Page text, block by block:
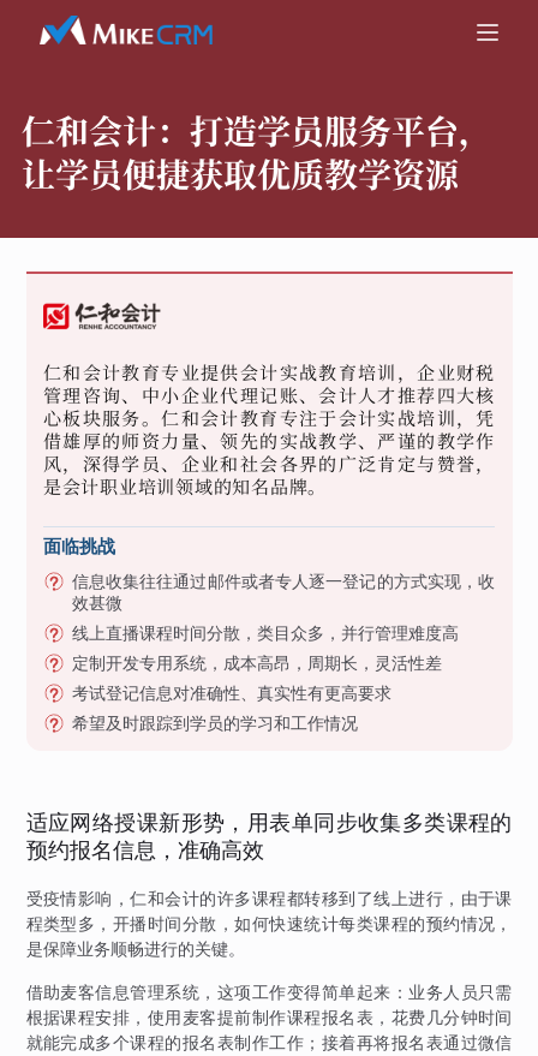
仁和会计： 打造学员服务平台，
让学员便捷获取优质教学资源
仁和会计教育专业提供会计实战教育培训，企业财税
管理咨询、中小企业代理记账、会计人才推荐四大核
心板块服务。仁和会计教育专注于会计实战培训，凭
借雄厚的师资力量、领先的实战教学、严谨的教学作
风，深得学员、企业和社会各界的广泛肯定与赞誉，
是会计职业培训领域的知名品牌。
面临挑战
信息收集往往通过邮件或者专人逐一登记的方式实现，收
效甚微
线上直播课程时间分散，类目众多，并行管理难度高
定制开发专用系统，成本高昂，周期长，灵活性差
考试登记信息对准确性、真实性有更高要求
希望及时跟踪到学员的学习和工作情况
适应网络授课新形势，用表单同步收集多类课程的
预约报名信息，准确高效
受疫情影响，仁和会计的许多课程都转移到了线上进行，由于课
程类型多，开播时间分散，如何快速统计每类课程的预约情况，
是保障业务顺畅进行的关键。
借助麦客信息管理系统，这项工作变得简单起来：业务人员只需
根据课程安排，使用麦客提前制作课程报名表，花费几分钟时间
就能完成多个课程的报名表制作工作；接着再将报名表通过微信